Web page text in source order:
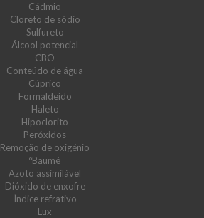
Cádmio
Cloreto de sódio
Sulfureto
Álcool potencial
CBO
Conteúdo de água
Cúprico
Formaldeído
Haleto
Hipoclorito
Peróxidos
Remoção de oxigénio
ºBaumé
Azoto assimilável
Dióxido de enxofre
Índice refrativo
Lux